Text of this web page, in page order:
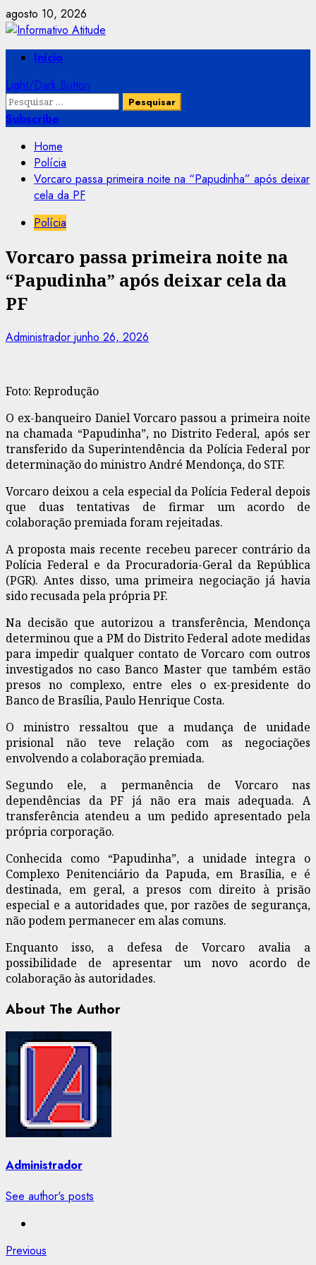
Skip
to
content
agosto 10, 2026
PrimaryInício
Light/Dark Button
Pesquisar
por:
Subscribe
Home
Polícia
Vorcaro passa primeira noite na “Papudinha” após deixar
cela da PF
Polícia
Vorcaro passa primeira noite na
“Papudinha” após deixar cela da
PF
Administrador junho 26, 2026
Foto: Reprodução
O ex-banqueiro Daniel Vorcaro passou a primeira noite
na chamada “Papudinha”, no Distrito Federal, após ser
transferido da Superintendência da Polícia Federal por
determinação do ministro André Mendonça, do STF.
Vorcaro deixou a cela especial da Polícia Federal depois
que duas tentativas de firmar um acordo de
colaboração premiada foram rejeitadas.
A proposta mais recente recebeu parecer contrário da
Polícia Federal e da Procuradoria-Geral da República
(PGR). Antes disso, uma primeira negociação já havia
sido recusada pela própria PF.
Na decisão que autorizou a transferência, Mendonça
determinou que a PM do Distrito Federal adote medidas
para impedir qualquer contato de Vorcaro com outros
investigados no caso Banco Master que também estão
presos no complexo, entre eles o ex-presidente do
Banco de Brasília, Paulo Henrique Costa.
O ministro ressaltou que a mudança de unidade
prisional não teve relação com as negociações
envolvendo a colaboração premiada.
Segundo ele, a permanência de Vorcaro nas
dependências da PF já não era mais adequada. A
transferência atendeu a um pedido apresentado pela
própria corporação.
Conhecida como “Papudinha”, a unidade integra o
Complexo Penitenciário da Papuda, em Brasília, e é
destinada, em geral, a presos com direito à prisão
especial e a autoridades que, por razões de segurança,
não podem permanecer em alas comuns.
Enquanto isso, a defesa de Vorcaro avalia a
possibilidade de apresentar um novo acordo de
colaboração às autoridades.
About The Author
Administrador
See author's posts
Post
Previous